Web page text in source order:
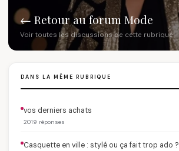
← Retour au forum Mode
Voir toutes les discussions de cette rubrique
DANS LA MÊME RUBRIQUE
vos derniers achats
2019 réponses
Casquette en ville : stylé ou ça fait trop ado ?